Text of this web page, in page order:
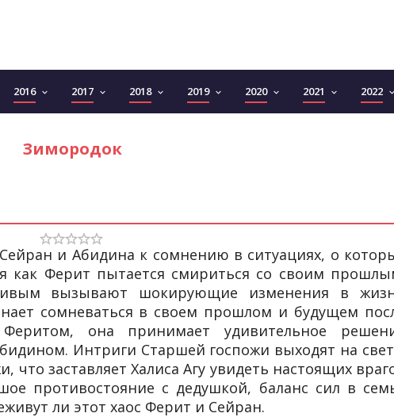
2016 keyboard_arrow_down 2017 keyboard_arrow_down 2018 keyboard_arrow_down 2019 keyboard_arrow_down 2020 keyboard_arrow_down 2021 keyboard_arrow_down 2022 keyboard_arrow_down
Зимородок
и Абидина к сомнению в ситуациях, о
как Ферит пытается смириться со своим
вызывают шокирующие изменения в
сомневаться в своем прошлом и будущем
она принимает удивительное
Интриги Старшей госпожи выходят на
заставляет Халиса Агу увидеть настоящих
противостояние с дедушкой, баланс сил в
ли этот хаос Ферит и Сейран.